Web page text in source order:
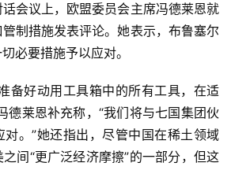
会议上，欧盟委员会主席冯德莱恩就
制措施发表评论。她表示，布鲁塞尔
必要措施予以应对。
备好动用工具箱中的所有工具，在适
德莱恩补充称，“我们将与七国集团伙
。”她还指出，尽管中国在稀土领域
间“更广泛经济摩擦”的一部分，但这